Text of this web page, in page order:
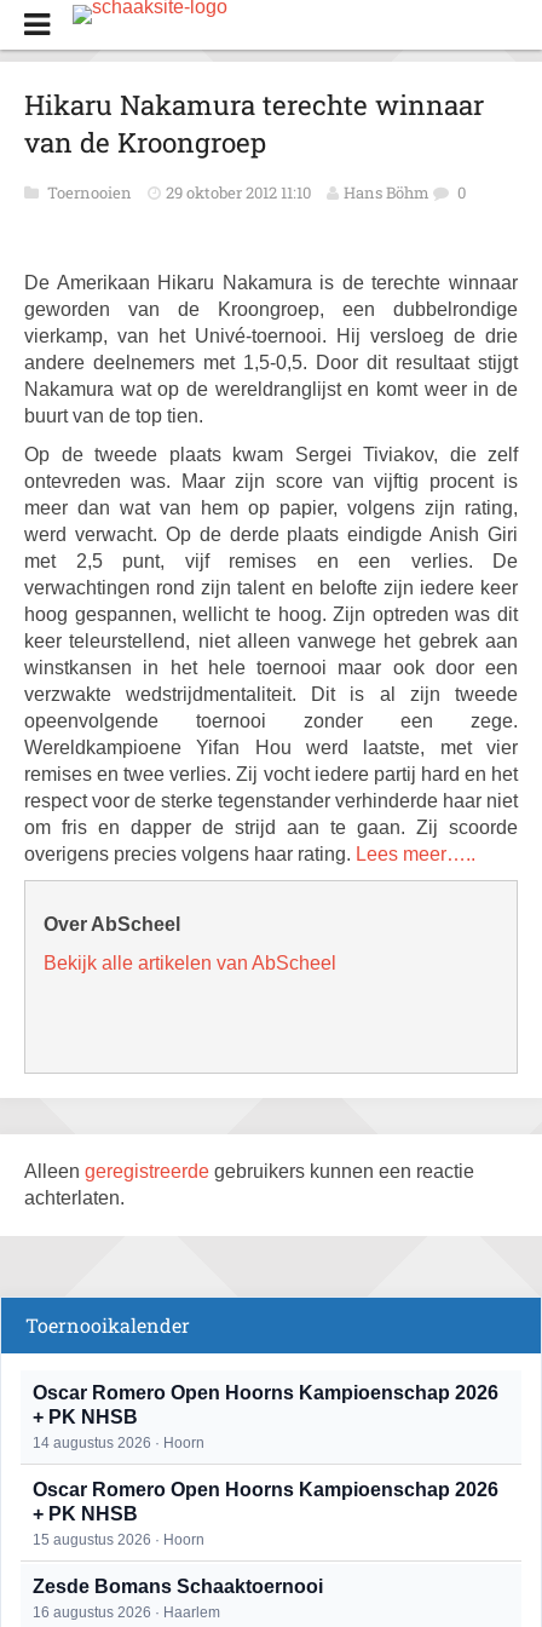
Hikaru Nakamura terechte winnaar
van de Kroongroep
Toernooien 29 oktober 2012 11:10 Hans Böhm 0
De Amerikaan Hikaru Nakamura is de terechte winnaar
geworden van de Kroongroep, een dubbelrondige
vierkamp, van het Univé-toernooi. Hij versloeg de drie
andere deelnemers met 1,5-0,5. Door dit resultaat stijgt
Nakamura wat op de wereldranglijst en komt weer in de
buurt van de top tien.
Op de tweede plaats kwam Sergei Tiviakov, die zelf
ontevreden was. Maar zijn score van vijftig procent is
meer dan wat van hem op papier, volgens zijn rating,
werd verwacht. Op de derde plaats eindigde Anish Giri
met 2,5 punt, vijf remises en een verlies. De
verwachtingen rond zijn talent en belofte zijn iedere keer
hoog gespannen, wellicht te hoog. Zijn optreden was dit
keer teleurstellend, niet alleen vanwege het gebrek aan
winstkansen in het hele toernooi maar ook door een
verzwakte wedstrijdmentaliteit. Dit is al zijn tweede
opeenvolgende toernooi zonder een zege.
Wereldkampioene Yifan Hou werd laatste, met vier
remises en twee verlies. Zij vocht iedere partij hard en het
respect voor de sterke tegenstander verhinderde haar niet
om fris en dapper de strijd aan te gaan. Zij scoorde
overigens precies volgens haar rating. Lees meer…..
Over AbScheel
Bekijk alle artikelen van AbScheel
Alleen geregistreerde gebruikers kunnen een reactie
achterlaten.
Toernooikalender
Oscar Romero Open Hoorns Kampioenschap 2026
+ PK NHSB
14 augustus 2026 · Hoorn
Oscar Romero Open Hoorns Kampioenschap 2026
+ PK NHSB
15 augustus 2026 · Hoorn
Zesde Bomans Schaaktoernooi
16 augustus 2026 · Haarlem